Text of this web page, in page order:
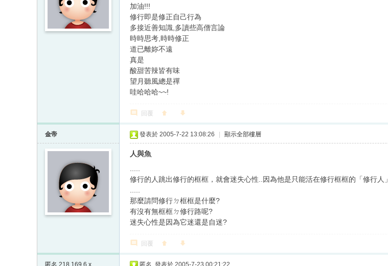
加油!!!
修行即是修正自己行為
多接近善知識,多讀些高僧言論
時時思考,時時修正
道已離妳不遠
真是
酸甜苦辣皆有味
望月聽風總是禪
哇哈哈哈~~!
回覆
金帝 發表於 2005-7-22 13:08:26 顯示全部樓層
人與魚
修行的人跳出修行的框框，就會迷失心性..因為他是只能活在修行框框的「修行人」
那麼請問修行ㄉ框框是什麼?
有沒有無框框ㄉ修行路呢?
迷失心性是因為它迷還是自迷?
回覆
匿名 218.169.6.x 匿名 發表於 2005-7-23 00:21:22